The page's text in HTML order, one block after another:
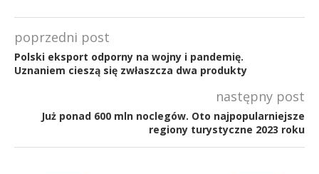
poprzedni post
Polski eksport odporny na wojny i pandemię.
Uznaniem cieszą się zwłaszcza dwa produkty
następny post
Już ponad 600 mln noclegów. Oto najpopularniejsze
regiony turystyczne 2023 roku